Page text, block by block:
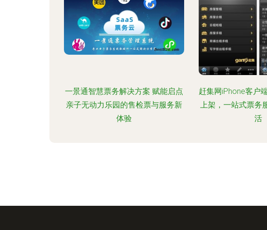
一景通智慧票务解决方案 赋能启点
亲子无动力乐园的售检票与服务新
体验
赶集网iPhone客户
上架，一站式票务
活